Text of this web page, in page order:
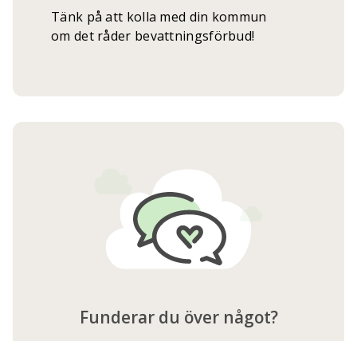
Tänk på att kolla med din kommun
om det råder bevattningsförbud!
Funderar du över något?